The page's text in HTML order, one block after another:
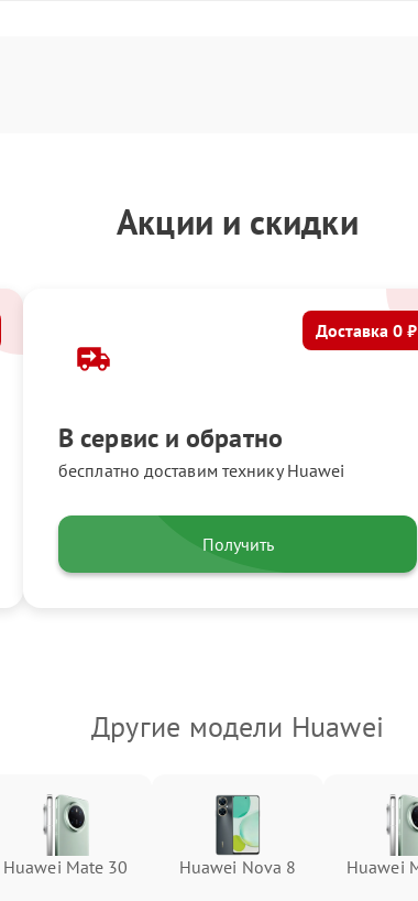
Акции и скидки
В сервис и обратно
бесплатно доставим технику Huawei
Доставка 0 ₽
Получить
Другие модели Huawei
Huawei Mate 30 Huawei Nova 8 Huawei